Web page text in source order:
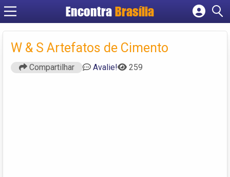
EncontraBrasília
Cadastrar empresa
Criar conta
W & S Artefatos de Cimento
Compartilhar Avalie! 259